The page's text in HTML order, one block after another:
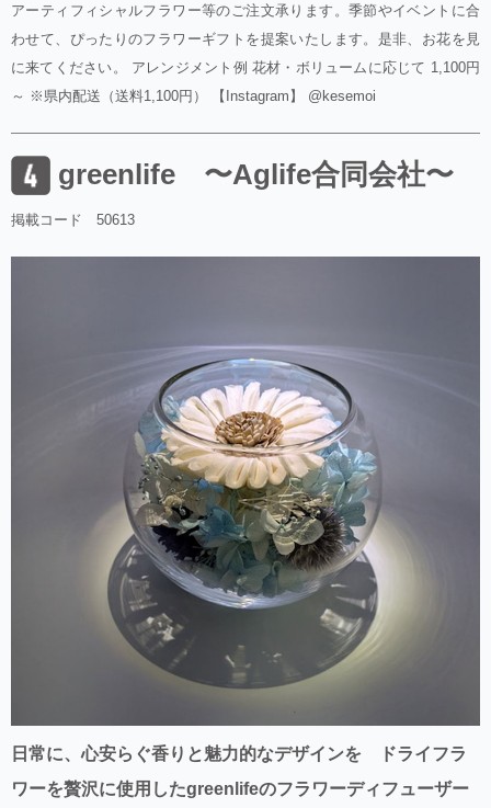
アーティフィシャルフラワー等のご注文承ります。季節やイベントに合
わせて、ぴったりのフラワーギフトを提案いたします。是非、お花を見
に来てください。 アレンジメント例 花材・ボリュームに応じて 1,100円
～ ※県内配送（送料1,100円） 【Instagram】 @kesemoi
greenlife 〜Aglife合同会社〜
掲載コード 50613
日常に、心安らぐ香りと魅力的なデザインを ドライフラ
ワーを贅沢に使用したgreenlifeのフラワーディフューザー